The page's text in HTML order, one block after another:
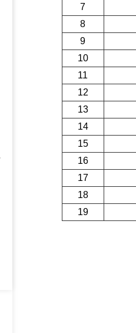
7
8
9
10
11
12
13
14
15
16
17
18
19